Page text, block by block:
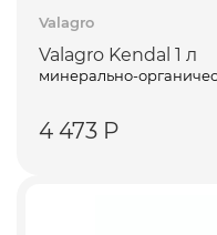
Valagro
Valagro Kendal 1 л
минерально-
4 473 Р